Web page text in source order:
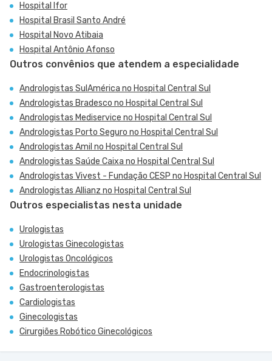
Hospital Ifor
Hospital Brasil Santo André
Hospital Novo Atibaia
Hospital Antônio Afonso
Outros convênios que atendem a especialidade
Andrologistas SulAmérica no Hospital Central Sul
Andrologistas Bradesco no Hospital Central Sul
Andrologistas Mediservice no Hospital Central Sul
Andrologistas Porto Seguro no Hospital Central Sul
Andrologistas Amil no Hospital Central Sul
Andrologistas Saúde Caixa no Hospital Central Sul
Andrologistas Vivest - Fundação CESP no Hospital Central Sul
Andrologistas Allianz no Hospital Central Sul
Outros especialistas nesta unidade
Urologistas
Urologistas Ginecologistas
Urologistas Oncológicos
Endocrinologistas
Gastroenterologistas
Cardiologistas
Ginecologistas
Cirurgiões Robótico Ginecológicos